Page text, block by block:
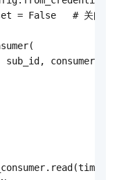
= False   # 关闭自
sub_id,